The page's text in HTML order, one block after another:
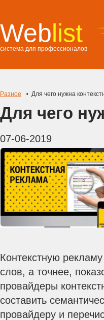
Weblist
система для профессионалов
Разное Для чего нужна
Для чего
07-06-2019
Контекстную
слов, а точнее,
провайдеры
составить
провайдеру и